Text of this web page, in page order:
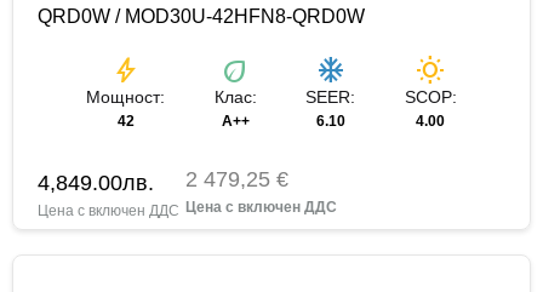
QRD0W / MOD30U-42HFN8-QRD0W
bolt
Мощност:
42
eco
Клас:
A++
ac_unit
SEER:
6.10
wb_sunny
SCOP:
4.00
4,849.00лв. 2 479,25 €